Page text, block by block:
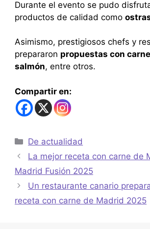
Durante el evento se pudo
productos de calidad como
Asimismo, prestigiosos chefs y
prepararon propuestas con
salmón, entre otros.
Compartir en:
De actualidad
La mejor receta con carne de
Madrid Fusión 2025
Un restaurante canario
receta con carne de Madrid 2025